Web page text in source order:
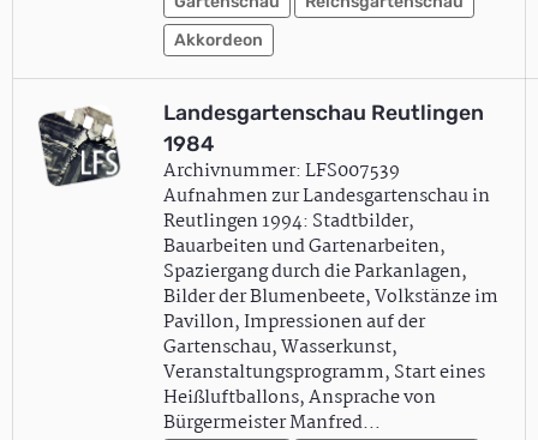
Akkordeon
Landesgartenschau Reutlingen
1984
Archivnummer: LFS007539
Aufnahmen zur Landesgartenschau in
Reutlingen 1994: Stadtbilder,
Bauarbeiten und Gartenarbeiten,
Spaziergang durch die Parkanlagen,
Bilder der Blumenbeete, Volkstänze im
Pavillon, Impressionen auf der
Gartenschau, Wasserkunst,
Veranstaltungsprogramm, Start eines
Heißluftballons, Ansprache von
Bürgermeister Manfred…